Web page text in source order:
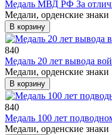
Медаль МВД РФ За
Медали, орденские знаки
В корзину
840
Медаль 20 лет вывода
Медали, орденские знаки
В корзину
840
Медаль 100 лет
Медали, орденские знаки